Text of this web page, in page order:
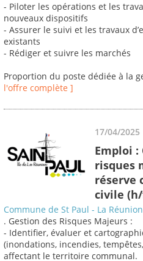
- Piloter les opérations et les
nouveaux dispositifs
- Assurer le suivi et les travaux
existants
- Rédiger et suivre les marchés
Proportion du poste dédiée à la
l'offre complète ]
17/04/2025
Emploi
risques
réserve
civile
Commune de St Paul - La Réunion
. Gestion des Risques Majeurs :
- Identifier, évaluer et
(inondations, incendies,
affectant le territoire communal.